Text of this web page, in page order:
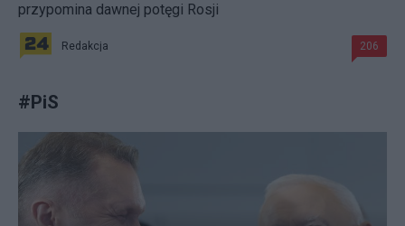
przypomina dawnej potęgi Rosji
Redakcja 206
#PiS